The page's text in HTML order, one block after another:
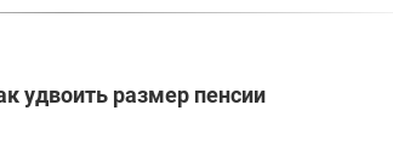
удвоить размер пенсии